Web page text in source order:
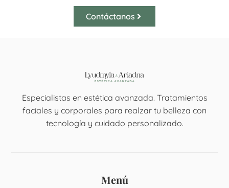
Contáctanos
Especialistas en estética avanzada. Tratamientos
faciales y corporales para realzar tu belleza con
tecnología y cuidado personalizado.
Menú